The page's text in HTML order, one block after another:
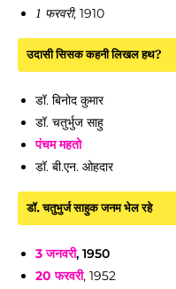
1 फरवरी, 1910
उदासी सिसक कहनी लिखल हथ?
डॉ. बिनोद कुमार
डॉ. चतुर्भुज साहु
पंचम महतो
डॉ. बी.एन. ओहदार
डॉ. चतुभुर्ज साहुक जनम भेल रहे
3 जनवरी, 1950
20 फरवरी, 1952